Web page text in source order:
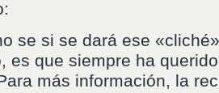
se si se dará ese
es que siempre ha
más información, la